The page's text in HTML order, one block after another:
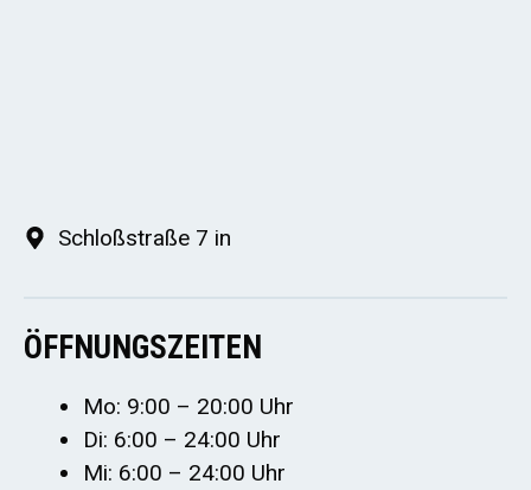
Schloßstraße 7 in
ÖFFNUNGSZEITEN
Mo: 9:00 – 20:00 Uhr
Di: 6:00 – 24:00 Uhr
Mi: 6:00 – 24:00 Uhr